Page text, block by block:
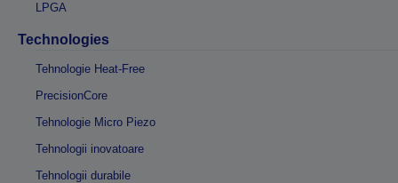
LPGA
Technologies
Tehnologie Heat-Free
PrecisionCore
Tehnologie Micro Piezo
Tehnologii inovatoare
Tehnologii durabile